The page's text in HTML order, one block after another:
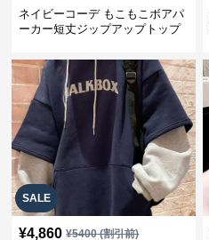
ネイビーコーデ もこもこボアパ
ーカー短丈ジップアップトップ
SALE
¥4,860 ¥5400(割引前)